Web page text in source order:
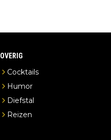
OVERIG
Cocktails
Humor
Diefstal
Reizen